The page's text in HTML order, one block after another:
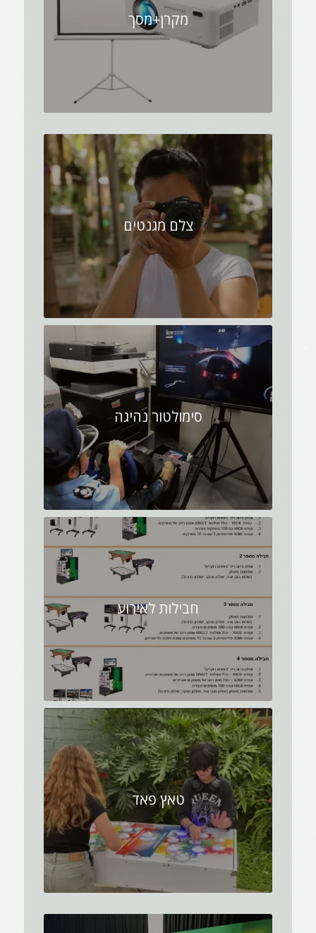
מקרן+מסך
צלם מגנטים
סימולטור נהיגה
חבילות לאירוע
טאץ פאד